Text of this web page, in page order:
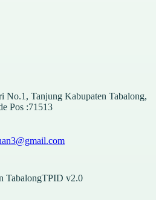
No.1, Tanjung Kabupaten Tabalong,
Pos :71513
TabalongTPID v2.0